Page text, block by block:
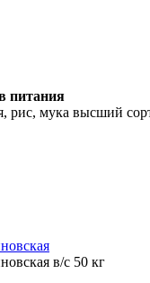
питания
рис, мука высший
в/с 50 кг